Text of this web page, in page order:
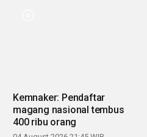
Kemnaker: Pendaftar
magang nasional tembus
400 ribu orang